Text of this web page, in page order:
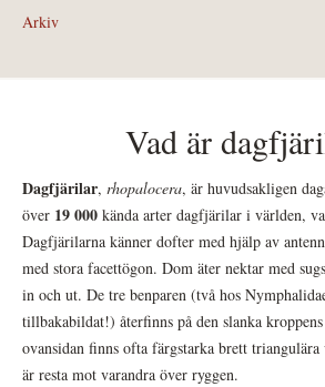
Arkiv
Vad är
Dagfjärilar, rhopalocera, är huvudsakligen
över 19 000 kända arter dagfjärilar i världen,
Dagfjärilarna känner dofter med hjälp av
med stora facettögon. Dom äter nektar med
in och ut. De tre benparen (två hos
tillbakabildat!) återfinns på den slanka
ovansidan finns ofta färgstarka brett
är resta mot varandra över ryggen.